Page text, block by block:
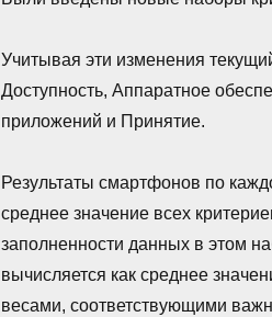
Учитывая эти изменения
Доступность, Аппаратное
приложений и Принятие.
Результаты смартфонов по
среднее значение всех
заполненности данных в этом
вычисляется как среднее
весами, соответствующими